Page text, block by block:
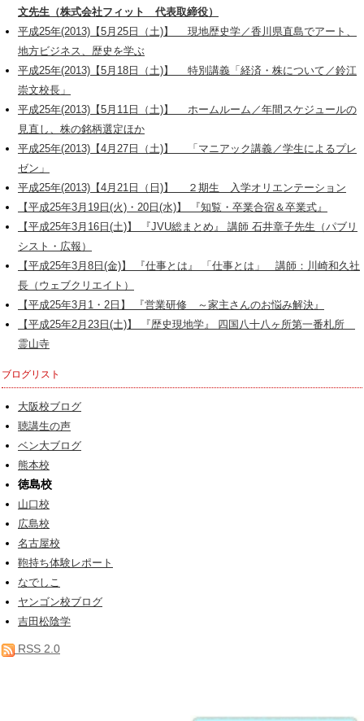
文先生（株式会社フィット 代表取締役）
平成25年(2013)【5月25日（土)】 現地歴史学／香川県直島でアート、
地方ビジネス、歴史を学ぶ
平成25年(2013)【5月18日（土)】 特別講義「経済・株について／鈴江
崇文校長」
平成25年(2013)【5月11日（土)】 ホームルーム／年間スケジュールの
見直し、株の銘柄選定ほか
平成25年(2013)【4月27日（土)】 「マニアック講義／学生によるプレ
ゼン」
平成25年(2013)【4月21日（日)】 ２期生 入学オリエンテーション
【平成25年3月19日(火)・20日(水)】 『知覧・卒業合宿＆卒業式』
【平成25年3月16日(土)】 『JVU総まとめ』 講師 石井章子先生（パブリ
シスト・広報）
【平成25年3月8日(金)】 『仕事とは』 「仕事とは」 講師：川崎和久社
長（ウェブクリエイト）
【平成25年3月1・2日】 『営業研修 ～家主さんのお悩み解決』
【平成25年2月23日(土)】 『歴史現地学』 四国八十八ヶ所第一番札所
霊山寺
ブログリスト
大阪校ブログ
聴講生の声
ベン大ブログ
熊本校
徳島校
山口校
広島校
名古屋校
鞄持ち体験レポート
なでしこ
ヤンゴン校ブログ
吉田松陰学
RSS 2.0